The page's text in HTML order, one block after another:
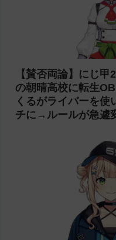
【賛否両論】にじ
の朝晴高校に転生
くるがライバーを使
チに→ルールが急遽